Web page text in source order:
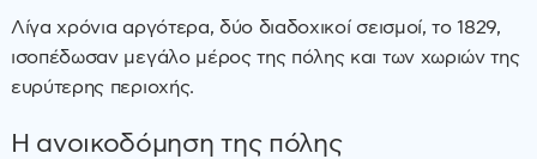
Λίγα χρόνια αργότερα, δύο διαδοχικοί σεισμοί, το 1829,
ισοπέδωσαν μεγάλο μέρος της πόλης και των χωριών της
ευρύτερης περιοχής.
Η ανοικοδόμηση της πόλης